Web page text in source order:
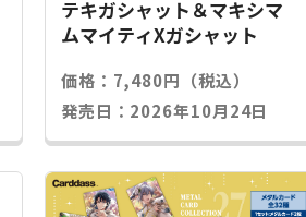
テキガシャット＆マキシマ
ムマイティXガシャット
価格：7,480円（税込）
発売日：2026年10月24日